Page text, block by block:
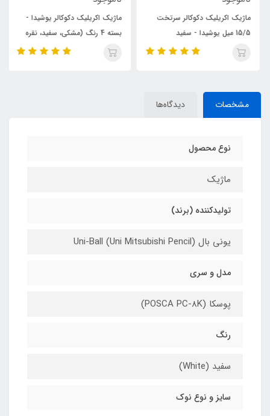
ماژیک اکریلیک دکوکالر سرتخت
15/5 میل یوشیدا - سفید
ماژیک اکریلیک دکوکالر یوشیدا -
بسته 4 رنگ (مشکی، سفید، نقره
ای و طلایی)
مشخصات دیدگاه‌ها
نوع محصول
ماژیک
تولیدکننده (برند)
یونی بال (Uni-Ball (Uni Mitsubishi Pencil
مدل و سری
پوسکا (POSCA PC-8K)
رنگ
سفید (White)
سایز و نوع نوک